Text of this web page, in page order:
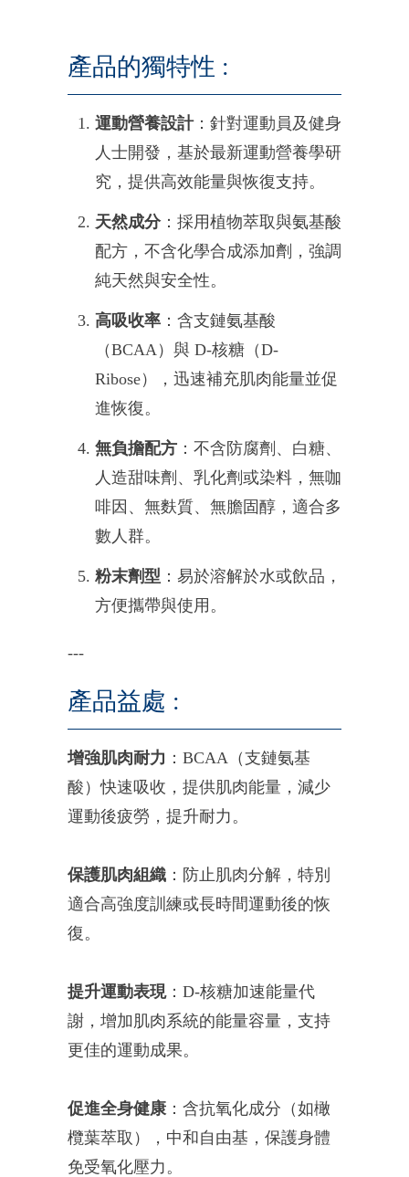
產品的獨特性 :
運動營養設計：針對運動員及健身
人士開發，基於最新運動營養學研
究，提供高效能量與恢復支持。
天然成分：採用植物萃取與氨基酸
配方，不含化學合成添加劑，強調
純天然與安全性。
高吸收率 ：含支鏈氨基酸
（BCAA）與 D-核糖（D-
Ribose），迅速補充肌肉能量並促
進恢復。
無負擔配方 ：不含防腐劑、白糖、
人造甜味劑、乳化劑或染料，無咖
啡因、無麩質、無膽固醇，適合多
數人群。
粉末劑型 ：易於溶解於水或飲品，
方便攜帶與使用。
---
產品益處 :
增強肌肉耐力 ：BCAA（支鏈氨基
酸）快速吸收，提供肌肉能量，減少
運動後疲勞，提升耐力。
保護肌肉組織 ：防止肌肉分解，特別
適合高強度訓練或長時間運動後的恢
復。
提升運動表現：D-核糖加速能量代
謝，增加肌肉系統的能量容量，支持
更佳的運動成果。
促進全身健康 ：含抗氧化成分（如橄
欖葉萃取），中和自由基，保護身體
免受氧化壓力。